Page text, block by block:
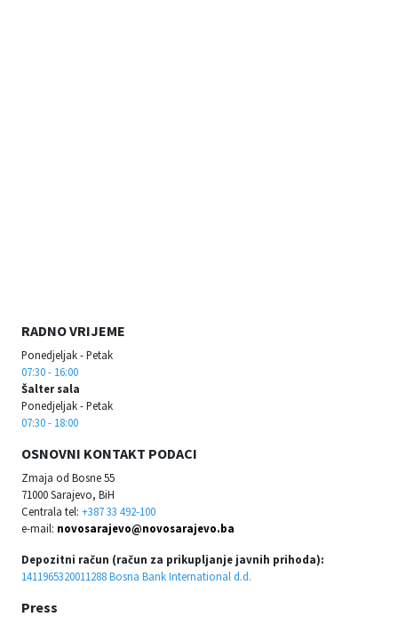
RADNO VRIJEME
Ponedjeljak - Petak
07:30 - 16:00
Šalter sala
Ponedjeljak - Petak
07:30 - 18:00
OSNOVNI KONTAKT PODACI
Zmaja od Bosne 55
71000 Sarajevo, BiH
Centrala tel: +387 33 492-100
e-mail: novosarajevo@novosarajevo.ba
Depozitni račun (račun za prikupljanje javnih prihoda):
1411965320011288 Bosna Bank International d.d.
Press